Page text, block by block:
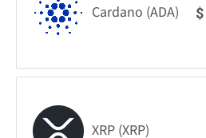
Cardano (ADA) $
XRP (XRP)